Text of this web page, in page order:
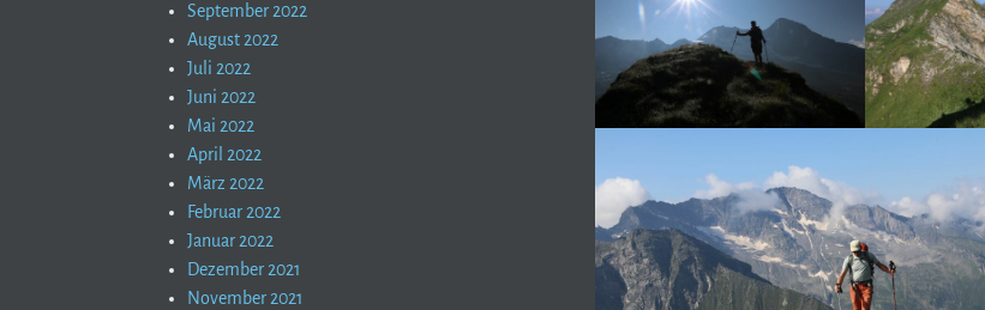
September 2022
August 2022
Juli 2022
Juni 2022
Mai 2022
April 2022
März 2022
Februar 2022
Januar 2022
Dezember 2021
November 2021